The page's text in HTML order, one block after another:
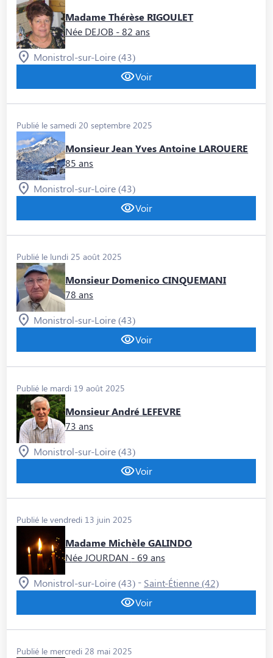
Madame Thérèse RIGOULET
Née DEJOB - 82 ans
Monistrol-sur-Loire (43)
Voir
Publié le samedi 20 septembre 2025
Monsieur Jean Yves Antoine LAROUERE
85 ans
Monistrol-sur-Loire (43)
Voir
Publié le lundi 25 août 2025
Monsieur Domenico CINQUEMANI
78 ans
Monistrol-sur-Loire (43)
Voir
Publié le mardi 19 août 2025
Monsieur André LEFEVRE
73 ans
Monistrol-sur-Loire (43)
Voir
Publié le vendredi 13 juin 2025
Madame Michèle GALINDO
Née JOURDAN - 69 ans
Monistrol-sur-Loire (43) - Saint-Étienne (42)
Voir
Publié le mercredi 28 mai 2025